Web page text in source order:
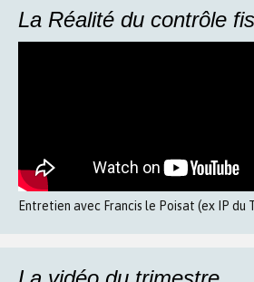
La Réalité du contrôle
Entretien avec Francis le Poisat (ex IP du